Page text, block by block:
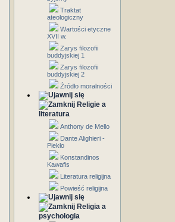
Traktat
ateologiczny
Wartości etyczne
XVII w.
Zarys filozofii
buddyjskiej 1
Zarys filozofii
buddyjskiej 2
Źródło moralności
Religie a
literatura
Anthony de Mello
Dante Alighieri -
Piekło
Konstandinos
Kawafis
Literatura religijna
Powieść religijna
Religia a
psychologia